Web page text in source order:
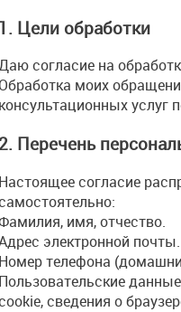
1. Цели обработки
согласие на
Обработка моих
консультационных услуг
2. Перечень
Настоящее согласие
имя, отчество.
электронной почты.
Номер телефона
Пользовательские
сведения о